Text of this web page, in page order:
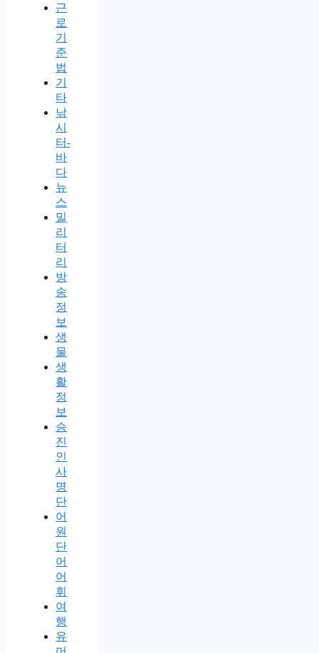
근
로
기
준
법
기
타
낚
시
터-
바
다
뉴
스
밀
리
터
리
방
송
정
보
생
물
생
활
정
보
승
진
인
사
명
단
어
원
단
어
어
휘
여
행
유